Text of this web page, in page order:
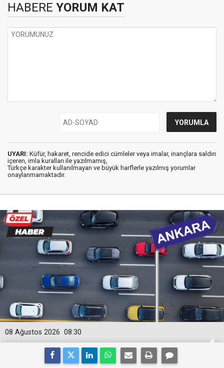
HABERE YORUM KAT
UYARI: Küfür, hakaret, rencide edici cümleler veya imalar, inançlara saldırı
içeren, imla kuralları ile yazılmamış,
Türkçe karakter kullanılmayan ve büyük harflerle yazılmış yorumlar
onaylanmamaktadır.
08:30
08 Ağustos 2026